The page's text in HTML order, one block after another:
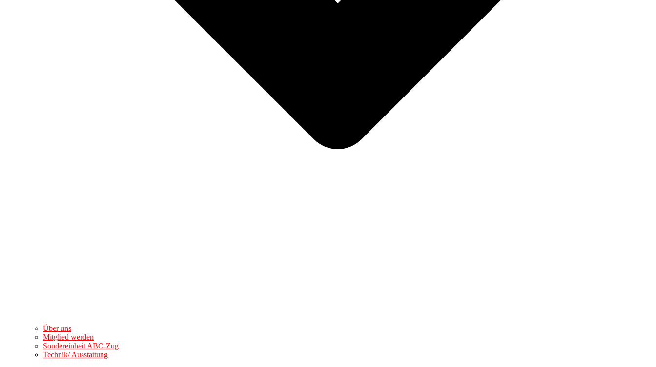
Über uns
Mitglied werden
Sondereinheit ABC-Zug
Technik/ Ausstattung